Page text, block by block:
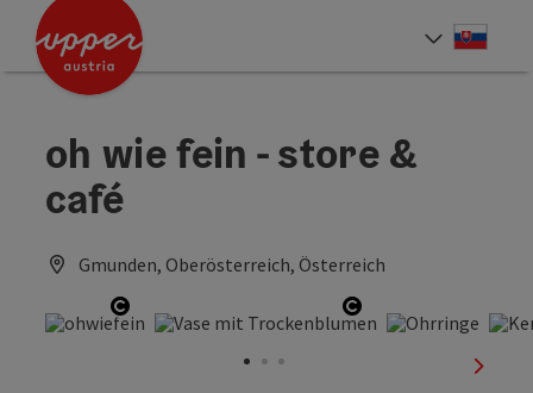
Accesskey
Accesskey
oh wie fein - store &
café
Gmunden, Oberösterreich, Österreich
Open copyright Open copyright
next